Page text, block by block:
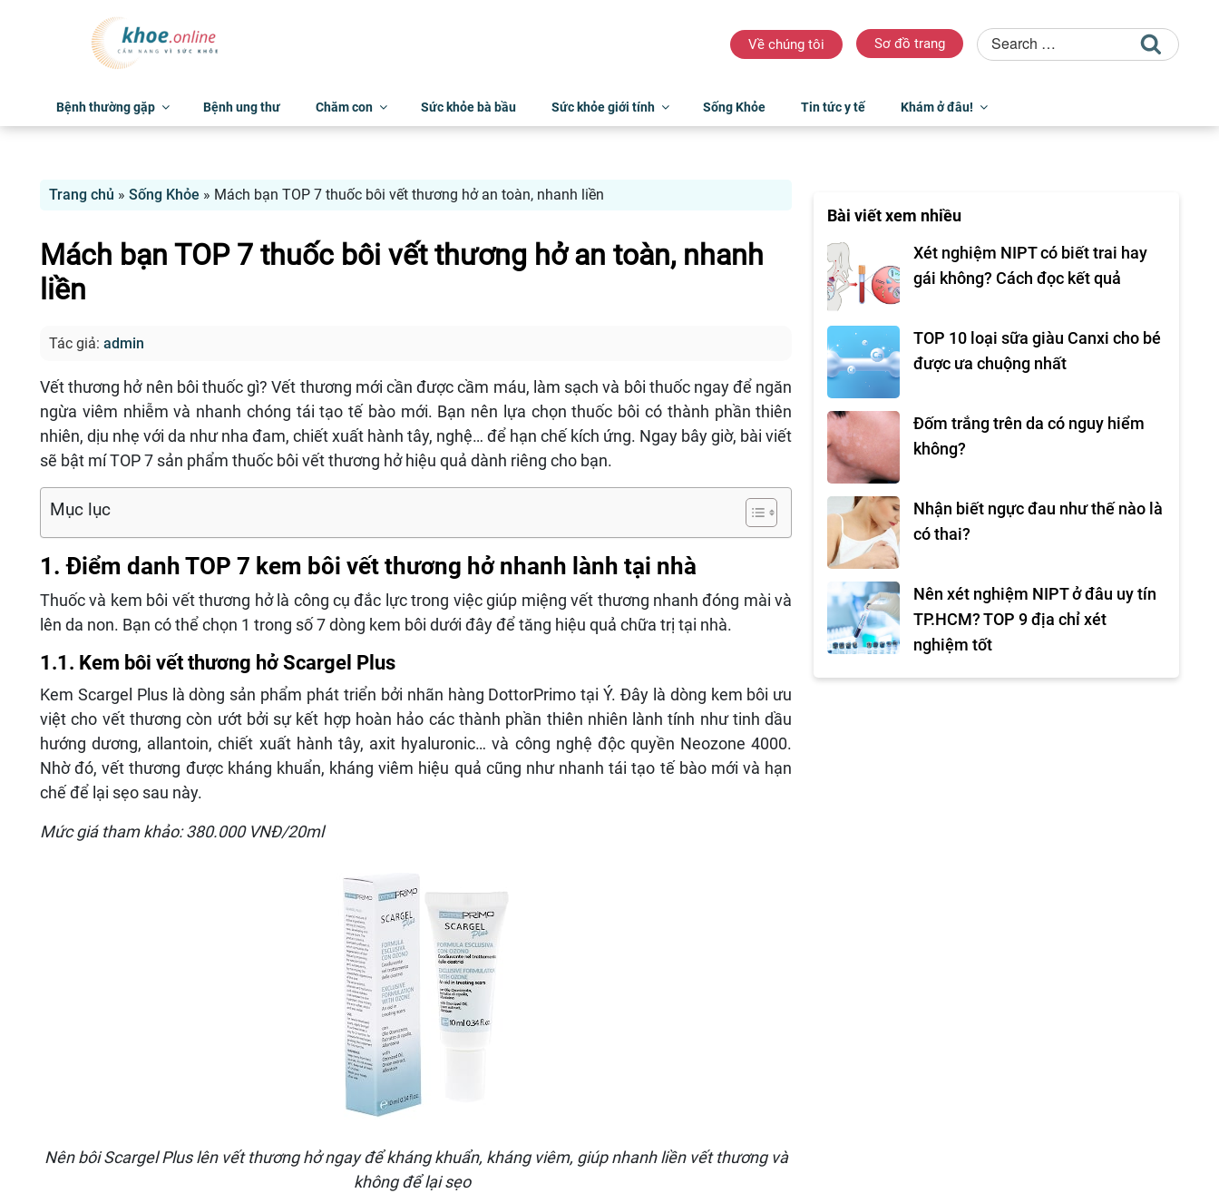
Về chúng tôi Sơ đồ trang
Bệnh thường gặp Bệnh ung thư Chăm con Sức khỏe bà bầu Sức khỏe giới tính Sống Khỏe Tin tức y tế Khám ở đâu!
Trang chủ » Sống Khỏe » Mách bạn TOP 7 thuốc bôi vết thương hở an toàn, nhanh liền
Mách bạn TOP 7 thuốc bôi vết thương hở an toàn, nhanh
liền
Tác giả: admin
Vết thương hở nên bôi thuốc gì? Vết thương mới cần được cầm máu, làm sạch và bôi thuốc ngay để ngăn
ngừa viêm nhiễm và nhanh chóng tái tạo tế bào mới. Bạn nên lựa chọn thuốc bôi có thành phần thiên
nhiên, dịu nhẹ với da như nha đam, chiết xuất hành tây, nghệ… để hạn chế kích ứng. Ngay bây giờ, bài viết
sẽ bật mí TOP 7 sản phẩm thuốc bôi vết thương hở hiệu quả dành riêng cho bạn.
Mục lục
1. Điểm danh TOP 7 kem bôi vết thương hở nhanh lành tại nhà
Thuốc và kem bôi vết thương hở là công cụ đắc lực trong việc giúp miệng vết thương nhanh đóng mài và
lên da non. Bạn có thể chọn 1 trong số 7 dòng kem bôi dưới đây để tăng hiệu quả chữa trị tại nhà.
1.1. Kem bôi vết thương hở Scargel Plus
Kem Scargel Plus là dòng sản phẩm phát triển bởi nhãn hàng DottorPrimo tại Ý. Đây là dòng kem bôi ưu
việt cho vết thương còn ướt bởi sự kết hợp hoàn hảo các thành phần thiên nhiên lành tính như tinh dầu
hướng dương, allantoin, chiết xuất hành tây, axit hyaluronic… và công nghệ độc quyền Neozone 4000.
Nhờ đó, vết thương được kháng khuẩn, kháng viêm hiệu quả cũng như nhanh tái tạo tế bào mới và hạn
chế để lại sẹo sau này.
Mức giá tham khảo: 380.000 VNĐ/20ml
Nên bôi Scargel Plus lên vết thương hở ngay để kháng khuẩn, kháng viêm, giúp nhanh liền vết thương và
không để lại sẹo
Bài viết xem nhiều
Xét nghiệm NIPT có biết trai hay
gái không? Cách đọc kết quả
TOP 10 loại sữa giàu Canxi cho bé
được ưa chuộng nhất
Đốm trắng trên da có nguy hiểm
không?
Nhận biết ngực đau như thế nào là
có thai?
Nên xét nghiệm NIPT ở đâu uy tín
TP.HCM? TOP 9 địa chỉ xét
nghiệm tốt